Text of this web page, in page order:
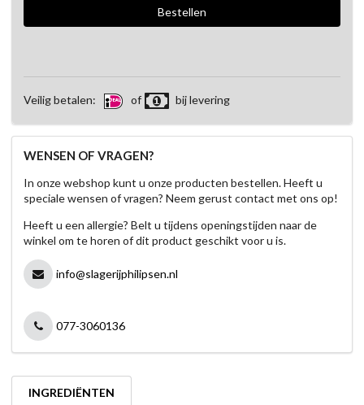
Veilig betalen: of bij levering
WENSEN OF VRAGEN?
In onze webshop kunt u onze producten bestellen. Heeft u
speciale wensen of vragen? Neem gerust contact met ons op!
Heeft u een allergie? Belt u tijdens openingstijden naar de
winkel om te horen of dit product geschikt voor u is.
info@slagerijphilipsen.nl
077-3060136
INGREDIËNTEN